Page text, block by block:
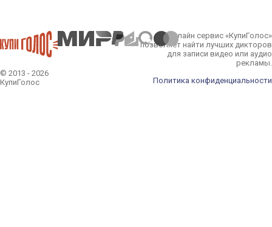
© 2013 - 2026
КупиГолос
Онлайн сервис «КупиГолос»
позволяет найти лучших дикторов
для записи видео или аудио
рекламы.
Политика конфиденциальности